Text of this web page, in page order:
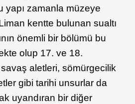
yapı zamanla müzeye
kentte bulunan sualtı
önemli bir bölümü bu
olup 17. ve 18.
aletleri, sömürgecilik
gibi tarihi unsurlar da
uyandıran bir diğer